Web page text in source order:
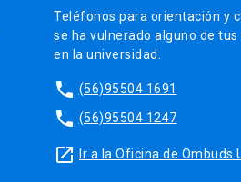
Teléfonos para orientación y
se ha vulnerado alguno de tus
en la universidad.
phone (56)95504 1691
phone (56)95504 1247
launch Ir a la Oficina de Ombuds